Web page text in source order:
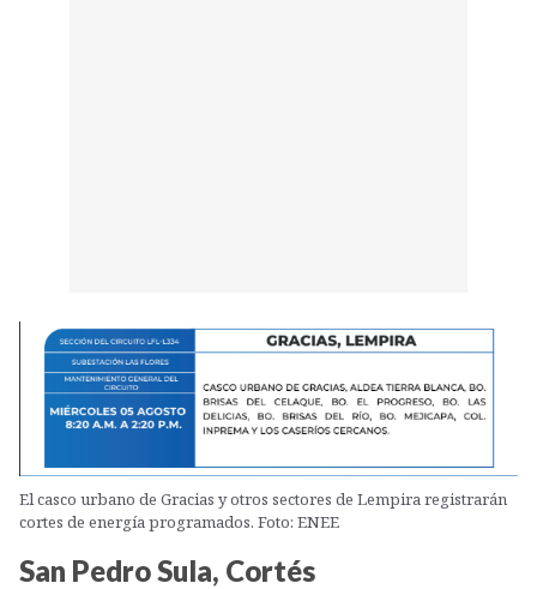
El casco urbano de Gracias y otros sectores de Lempira registrarán
cortes de energía programados. Foto: ENEE
San Pedro Sula, Cortés